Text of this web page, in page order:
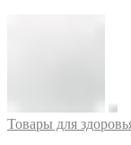
Товары для